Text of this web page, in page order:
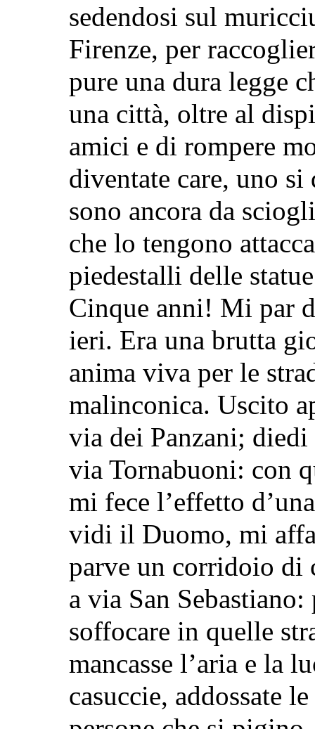
sedendosi sul
Firenze, per
pure una dura legge
una città, oltre al
amici e di rompere
diventate care, uno si
sono ancora da
che lo tengono
piedestalli delle
Cinque anni! Mi par
ieri. Era una brutta
anima viva per le
malinconica. Uscito
via dei Panzani; diedi
via Tornabuoni: con
mi fece l’effetto
vidi il Duomo, mi
parve un corridoio
a via San
soffocare in quelle
mancasse l’aria e la
casuccie, addossate